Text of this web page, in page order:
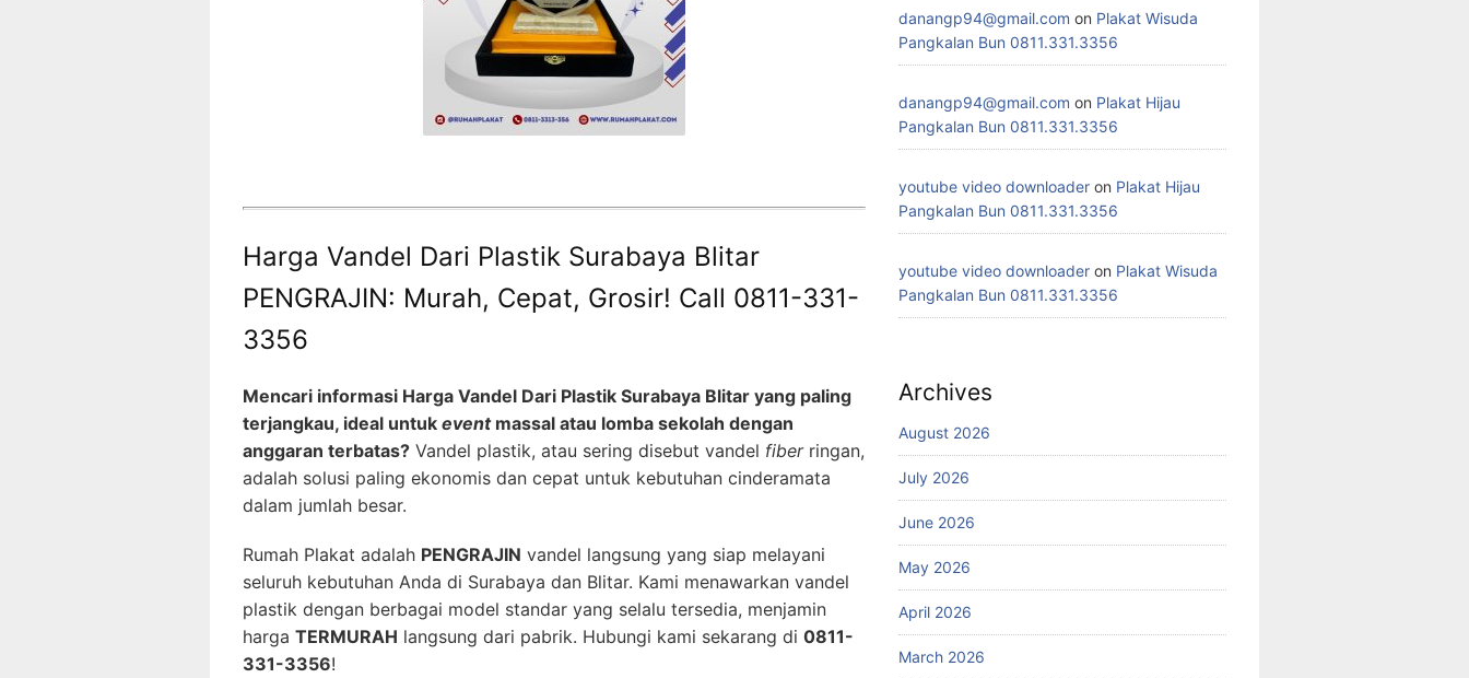
Harga Vandel Dari Plastik Surabaya Blitar
PENGRAJIN: Murah, Cepat, Grosir! Call 0811-331-
3356
Mencari informasi Harga Vandel Dari Plastik Surabaya Blitar yang paling
terjangkau, ideal untuk eventmassal atau lomba sekolah dengan
anggaran terbatas? Vandel plastik, atau sering disebut vandel fiberringan,
adalah solusi paling ekonomis dan cepat untuk kebutuhan cinderamata
dalam jumlah besar.
Rumah Plakat adalah PENGRAJIN vandel langsung yang siap melayani
seluruh kebutuhan Anda di Surabaya dan Blitar. Kami menawarkan vandel
plastik dengan berbagai model standar yang selalu tersedia, menjamin
harga TERMURAH langsung dari pabrik. Hubungi kami sekarang di 0811-
331-3356!
danangp94@gmail.com on Plakat Wisuda
Pangkalan Bun 0811.331.3356
danangp94@gmail.com on Plakat Hijau
Pangkalan Bun 0811.331.3356
youtube video downloader on Plakat Hijau
Pangkalan Bun 0811.331.3356
youtube video downloader on Plakat Wisuda
Pangkalan Bun 0811.331.3356
Archives
August 2026
July 2026
June 2026
May 2026
April 2026
March 2026